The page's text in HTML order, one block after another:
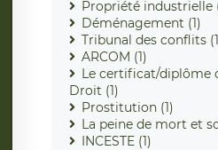
Propriété industrielle
Déménagement (1)
Tribunal des conflits
ARCOM (1)
Le certificat/diplôme
Droit (1)
Prostitution (1)
La peine de mort et
INCESTE (1)